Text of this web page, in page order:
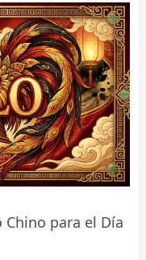
para el Día